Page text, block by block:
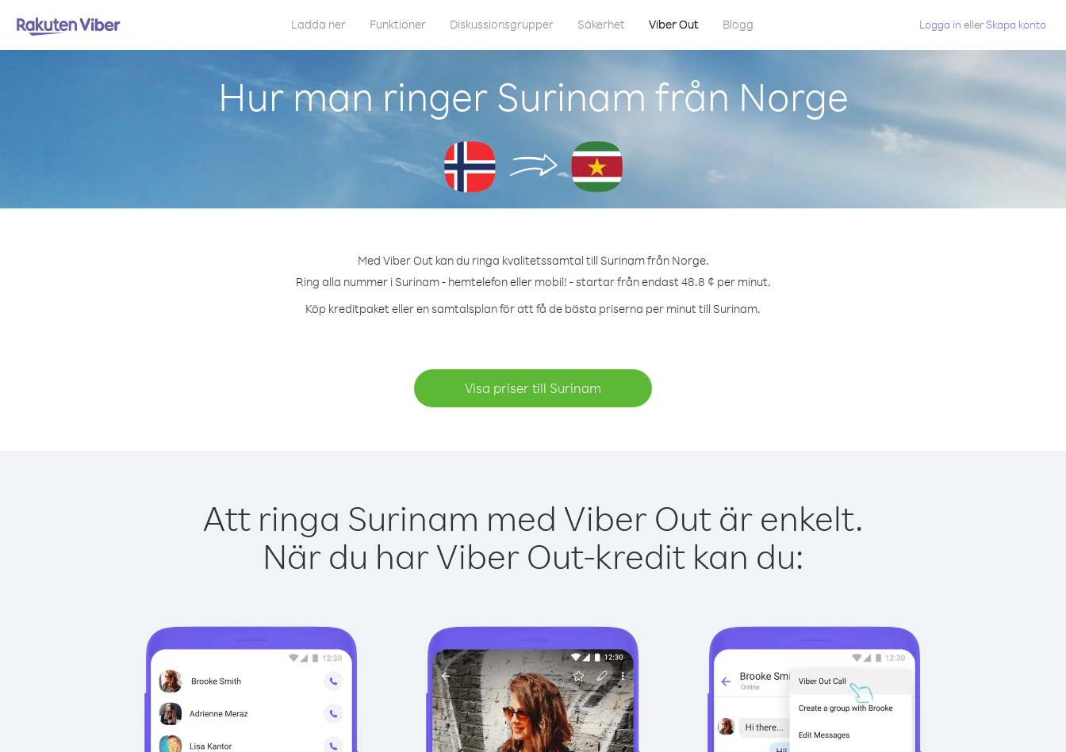
Ladda ner Funktioner Diskussionsgrupper Säkerhet Viber Out Blogg Logga in eller Skapa konto
Hur man ringer Surinam från Norge
Med Viber Out kan du ringa kvalitetssamtal till Surinam från Norge.
Ring alla nummer i Surinam - hemtelefon eller mobil! - startar från endast 48.8 ¢ per minut.
Köp kreditpaket eller en samtalsplan för att få de bästa priserna per minut till Surinam.
Visa priser till Surinam
Att ringa Surinam med Viber Out är enkelt.
När du har Viber Out-kredit kan du: